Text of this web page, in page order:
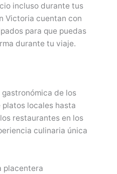
incluso durante tus
Victoria cuentan con
para que puedas
durante tu viaje.
de los
locales hasta
restaurantes en los
culinaria única
placentera